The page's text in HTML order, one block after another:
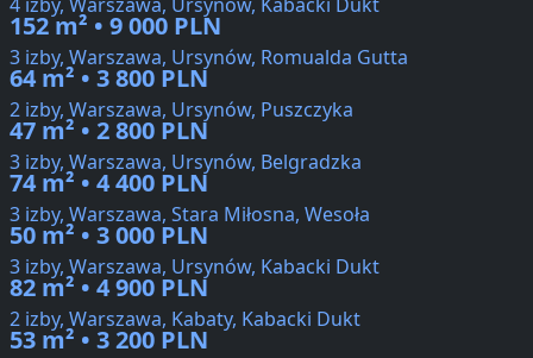
152 m² • 9 000 PLN
3 izby, Warszawa, Ursynów, Romualda Gutta
64 m² • 3 800 PLN
2 izby, Warszawa, Ursynów, Puszczyka
47 m² • 2 800 PLN
3 izby, Warszawa, Ursynów, Belgradzka
74 m² • 4 400 PLN
3 izby, Warszawa, Stara Miłosna, Wesoła
50 m² • 3 000 PLN
3 izby, Warszawa, Ursynów, Kabacki Dukt
82 m² • 4 900 PLN
2 izby, Warszawa, Kabaty, Kabacki Dukt
53 m² • 3 200 PLN